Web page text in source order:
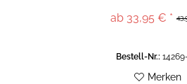
ab 33,95 € *
Bestell-Nr.:
Merken